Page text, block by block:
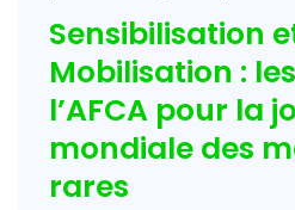
Sensibilisation
Mobilisation :
l’AFCA pour la
mondiale des
rares